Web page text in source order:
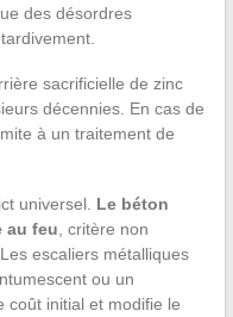
des désordres
sacrificielle de zinc
décennies. En cas de
à un traitement de
universel. Le béton
au feu , critère non
escaliers métalliques
ou un
coût initial et modifie le